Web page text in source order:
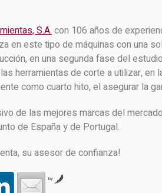
S.A.con 106 años de
en este tipo de máquinas con una
en una segunda fase del
herramientas de corte a utilizar, en
como cuarto hito, el asegurar la
de las mejores marcas del
de España y de Portugal.
su asesor de confianza!
by